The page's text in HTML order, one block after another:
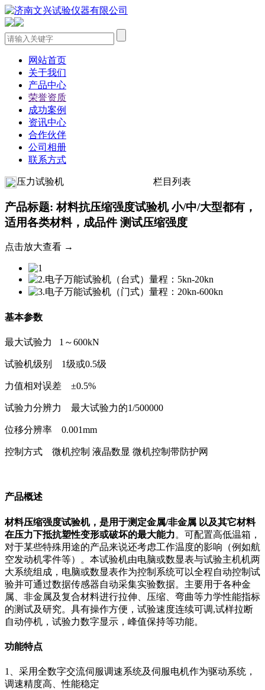
网站首页
关于我们
产品中心
荣誉资质
成功案例
资讯中心
合作伙伴
公司相册
联系方式
压力试验机 栏目列表
产品标题: 材料抗压缩强度试验机 小/中/大型都有，
适用各类材料，成品件 测试压缩强度
点击放大查看 →
基本参数
最大试验力 1～600kN
试验机级别 1级或0.5级
力值相对误差 ±0.5%
试验力分辨力 最大试验力的1/500000
位移分辨率 0.001mm
控制方式 微机控制 液晶数显 微机控制带防护网
产品概述
材料压缩强度试验机，是用于测定金属/非金属 以及其它材料
在压力下抵抗塑性变形或破坏的最大能力。可配置高低温箱，
对于某些特殊用途的产品来说还考虑工作温度的影响（例如航
空发动机零件等）。本试验机由电脑或数显表与试验主机机两
大系统组成，电脑或数显表作为控制系统可以全程自动控制试
验并可通过数据传感器自动采集实验数据。主要用于各种金
属、非金属及复合材料进行拉伸、压缩、弯曲等力学性能指标
的测试及研究。具有操作方便，试验速度连续可调,试样拉断
自动停机，试验力数字显示，峰值保持等功能。
功能特点
1、采用全数字交流伺服调速系统及伺服电机作为驱动系统，
调速精度高、性能稳定